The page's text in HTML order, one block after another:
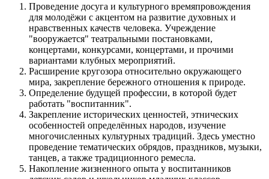
Проведение досуга и культурного времяпровождения
для молодёжи с акцентом на развитие духовных и
нравственных качеств человека. Учреждение
"вооружается" театральными постановками,
концертами, конкурсами, концертами, и прочими
вариантами клубных мероприятий.
Расширение кругозора относительно окружающего
мира, закрепление бережного отношения к природе.
Определение будущей профессии, в которой будет
работать "воспитанник".
Закрепление исторических ценностей, этнических
особенностей определённых народов, изучение
многочисленных культурных традиций. Здесь уместно
проведение тематических обрядов, праздников, музыки,
танцев, а также традиционного ремесла.
Накопление жизненного опыта у воспитанников